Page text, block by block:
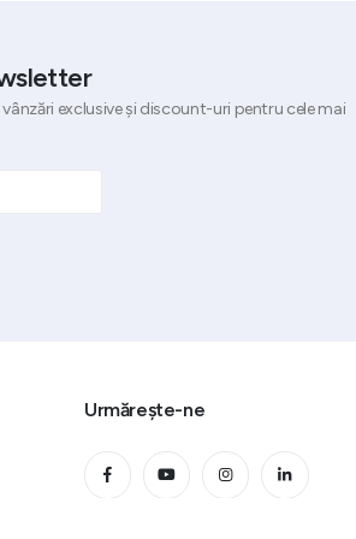
exclusive și discount-uri pentru cele mai
Urmărește-ne